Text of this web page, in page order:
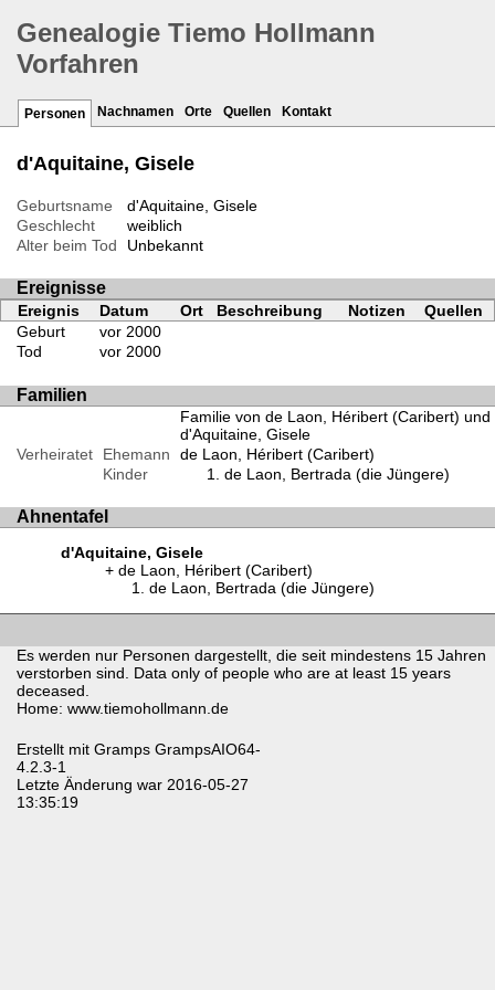
Genealogie Tiemo Hollmann
Vorfahren
Personen Nachnamen Orte Quellen Kontakt
d'Aquitaine, Gisele
Geburtsname
d'Aquitaine, Gisele
Geschlecht
weiblich
Alter beim Tod
Unbekannt
Ereignisse
Ereignis Datum Ort Beschreibung Notizen
Quellen
Geburt
vor 2000
Tod
vor 2000
Familien
Familie von de Laon, Héribert (Caribert) und
d'Aquitaine, Gisele
Verheiratet
Ehemann
de Laon, Héribert (Caribert)
Kinder
de Laon, Bertrada (die Jüngere)
Ahnentafel
d'Aquitaine, Gisele
de Laon, Héribert (Caribert)
de Laon, Bertrada (die Jüngere)
Es werden nur Personen dargestellt, die seit mindestens 15 Jahren
verstorben sind. Data only of people who are at least 15 years
deceased.
Home: www.tiemohollmann.de
Erstellt mit Gramps GrampsAIO64-
4.2.3-1
Letzte Änderung war 2016-05-27
13:35:19